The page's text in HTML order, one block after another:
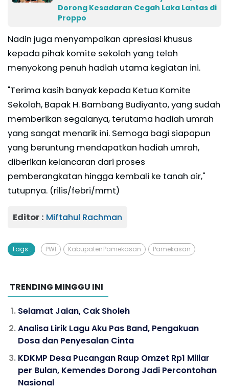
Dorong Kesadaran Cegah Laka Lantas di
Proppo
Nadin juga menyampaikan apresiasi khusus
kepada pihak komite sekolah yang telah
menyokong penuh hadiah utama kegiatan ini.
"Terima kasih banyak kepada Ketua Komite
Sekolah, Bapak H. Bambang Budiyanto, yang sudah
memberikan segalanya, terutama hadiah umrah
yang sangat menarik ini. Semoga bagi siapapun
yang beruntung mendapatkan hadiah umrah,
diberikan kelancaran dari proses
pemberangkatan hingga kembali ke tanah air,"
tutupnya. (rilis/febri/mmt)
Editor : Miftahul Rachman
Tags : PWI Kabupaten Pamekasan Pamekasan
TRENDING MINGGU INI
Selamat Jalan, Cak Sholeh
Analisa Lirik Lagu Aku Pas Band, Pengakuan
Dosa dan Penyesalan Cinta
KDKMP Desa Pucangan Raup Omzet Rp1 Miliar
per Bulan, Kemendes Dorong Jadi Percontohan
Nasional